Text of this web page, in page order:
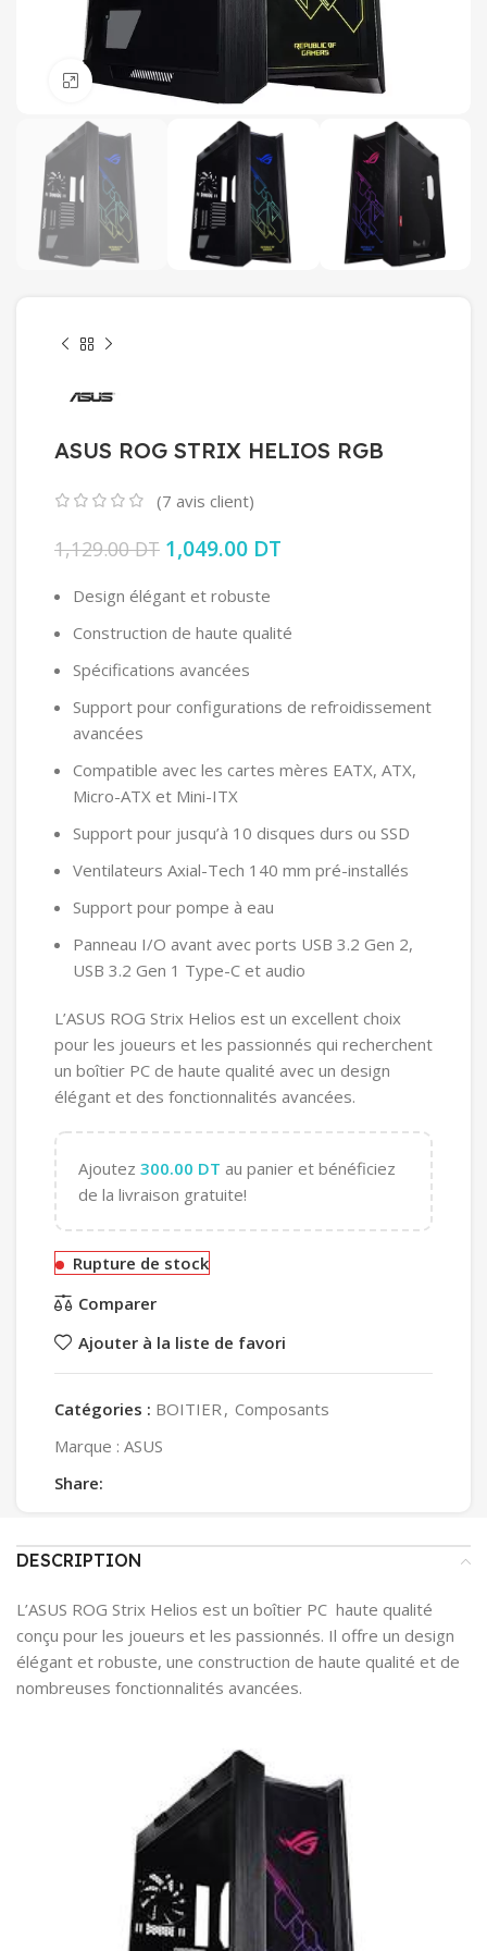
Click to enlarge
ASUS ROG STRIX HELIOS RGB
(7 avis client)
1,129.00DT Le prix initial était : 1,129.00 DT.
1,049.00 DT
Design élégant et robuste
Construction de haute qualité
Spécifications avancées
Support pour configurations de refroidissement
avancées
Compatible avec les cartes mères EATX, ATX,
Micro-ATX et Mini-ITX
Support pour jusqu’à 10 disques durs ou SSD
Ventilateurs Axial-Tech 140 mm pré-installés
Support pour pompe à eau
Panneau I/O avant avec ports USB 3.2 Gen 2,
USB 3.2 Gen 1 Type-C et audio
L’ASUS ROG Strix Helios est un excellent choix
pour les joueurs et les passionnés qui recherchent
un boîtier PC de haute qualité avec un design
élégant et des fonctionnalités avancées.
Ajoutez 300.00 DT au panier et bénéficiez
de la livraison gratuite!
Rupture de stock
Comparer
Ajouter à la liste de favori
Catégories : BOITIER, Composants
Marque : ASUS
Share:
DESCRIPTION
L’ASUS ROG Strix Helios est un boîtier PC haute qualité
conçu pour les joueurs et les passionnés. Il offre un design
élégant et robuste, une construction de haute qualité et de
nombreuses fonctionnalités avancées.